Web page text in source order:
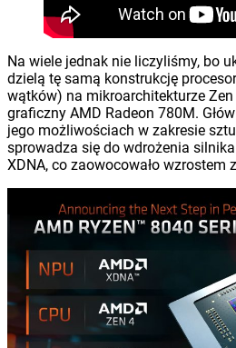
Na wiele jednak nie liczyliśmy, bo
dzielą tę samą konstrukcję
wątków) na mikroarchitekturze
graficzny AMD Radeon 780M.
jego możliwościach w zakresie
sprowadza się do wdrożenia
XDNA, co zaowocowało wzrostem